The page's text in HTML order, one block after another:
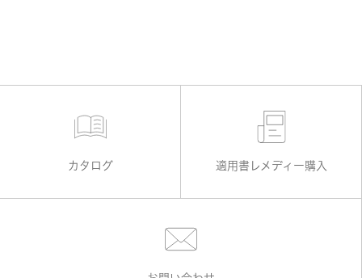
カタログ 適用書レメディー購入